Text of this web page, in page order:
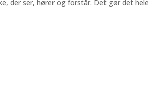
der ser, hører og forstår. Det gør det hele